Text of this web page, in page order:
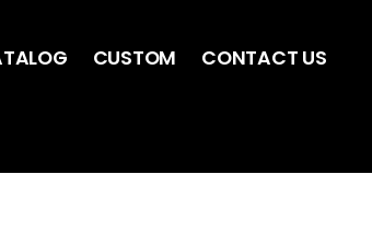
CUSTOM CONTACT US